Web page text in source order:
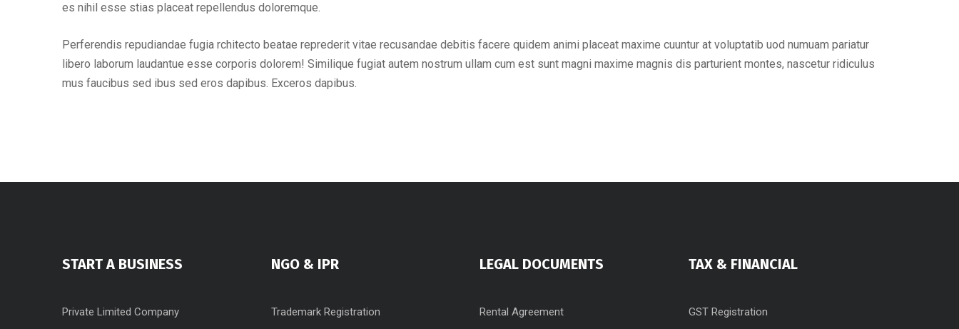
es nihil esse stias placeat repellendus doloremque.
Perferendis repudiandae fugia rchitecto beatae reprederit vitae recusandae debitis facere quidem animi placeat maxime cuuntur at voluptatib uod numuam pariatur
libero laborum laudantue esse corporis dolorem! Similique fugiat autem nostrum ullam cum est sunt magni maxime magnis dis parturient montes, nascetur ridiculus
mus faucibus sed ibus sed eros dapibus. Exceros dapibus.
START A BUSINESS
Private Limited Company
NGO & IPR
Trademark Registration
LEGAL DOCUMENTS
Rental Agreement
TAX & FINANCIAL
GST Registration